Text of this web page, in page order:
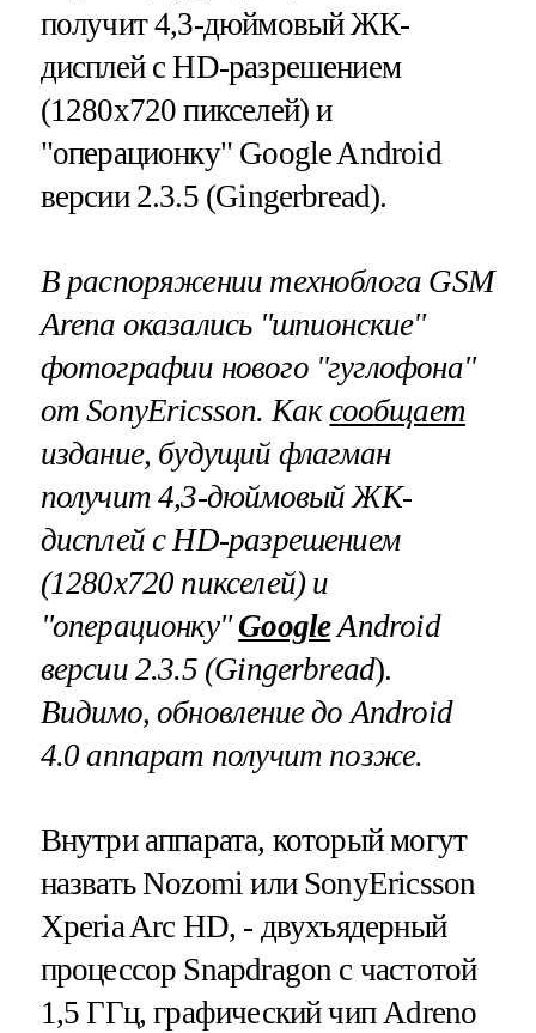
получит 4,3-дюймовый ЖК-
дисплей с HD-разрешением
(1280х720 пикселей) и
"операционку" Google Android
версии 2.3.5 (Gingerbread).
В распоряжении техноблога GSM
Arena оказались "шпионские"
фотографии нового "гуглофона"
отSonyEricsson. Каксообщает
издание, будущий флагман
получит 4,3-дюймовый ЖК-
дисплей с HD-разрешением
(1280х720 пикселей) и
"операционку"Google Android
версии 2.3.5 (Gingerbread).
Видимо, обновление до Android
4.0 аппарат получит позже.
Внутри аппарата, который могут
назвать Nozomi или SonyEricsson
Xperia Arc HD, - двухъядерный
процессор Snapdragon с частотой
1,5 ГГц, графический чип Adreno